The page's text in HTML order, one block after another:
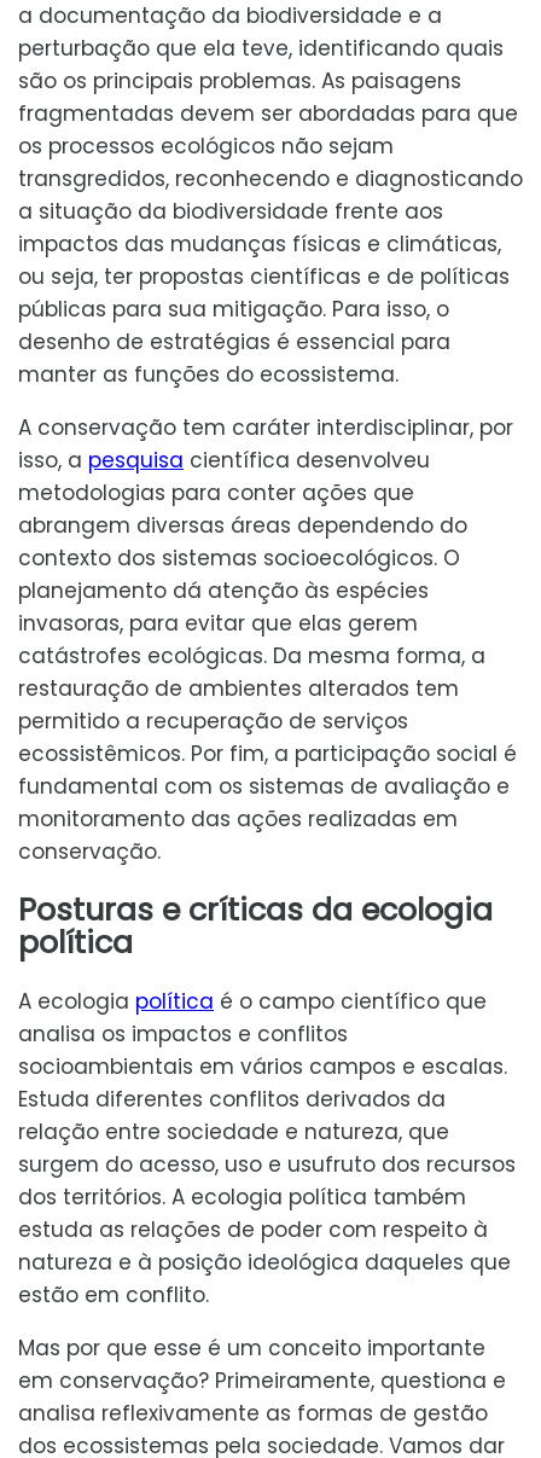
a documentação da biodiversidade e a
perturbação que ela teve, identificando quais
são os principais problemas. As paisagens
fragmentadas devem ser abordadas para que
os processos ecológicos não sejam
transgredidos, reconhecendo e diagnosticando
a situação da biodiversidade frente aos
impactos das mudanças físicas e climáticas,
ou seja, ter propostas científicas e de políticas
públicas para sua mitigação. Para isso, o
desenho de estratégias é essencial para
manter as funções do ecossistema.
A conservação tem caráter interdisciplinar, por
isso, a pesquisa científica desenvolveu
metodologias para conter ações que
abrangem diversas áreas dependendo do
contexto dos sistemas socioecológicos. O
planejamento dá atenção às espécies
invasoras, para evitar que elas gerem
catástrofes ecológicas. Da mesma forma, a
restauração de ambientes alterados tem
permitido a recuperação de serviços
ecossistêmicos. Por fim, a participação social é
fundamental com os sistemas de avaliação e
monitoramento das ações realizadas em
conservação.
Posturas e críticas da ecologia
política
A ecologia política é o campo científico que
analisa os impactos e conflitos
socioambientais em vários campos e escalas.
Estuda diferentes conflitos derivados da
relação entre sociedade e natureza, que
surgem do acesso, uso e usufruto dos recursos
dos territórios. A ecologia política também
estuda as relações de poder com respeito à
natureza e à posição ideológica daqueles que
estão em conflito.
Mas por que esse é um conceito importante
em conservação? Primeiramente, questiona e
analisa reflexivamente as formas de gestão
dos ecossistemas pela sociedade. Vamos dar